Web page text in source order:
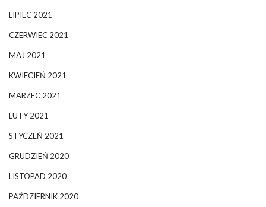
LIPIEC 2021
CZERWIEC 2021
MAJ 2021
KWIECIEŃ 2021
MARZEC 2021
LUTY 2021
STYCZEŃ 2021
GRUDZIEŃ 2020
LISTOPAD 2020
PAŹDZIERNIK 2020